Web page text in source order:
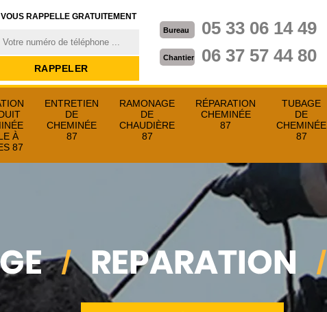
RAPPELLE GRATUITEMENT
Bureau 05 33 06 14 49
Chantier 06 37 57 44 80
À
87
ENTRETIEN
DE
CHEMINÉE
87
RAMONAGE
DE
CHAUDIÈRE
87
RÉPARATION
CHEMINÉE
87
TUBAGE
DE
CHEMINÉE
87